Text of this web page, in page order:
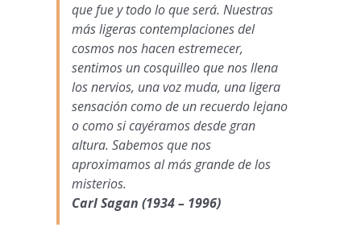
que fue y todo lo que será. Nuestras
más ligeras contemplaciones del
cosmos nos hacen estremecer,
sentimos un cosquilleo que nos llena
los nervios, una voz muda, una ligera
sensación como de un recuerdo lejano
o como si cayéramos desde gran
altura. Sabemos que nos
aproximamos al más grande de los
misterios.
Carl Sagan (1934 – 1996)